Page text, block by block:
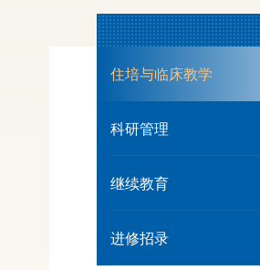
住培与临床教学
科研管理
继续教育
进修招录